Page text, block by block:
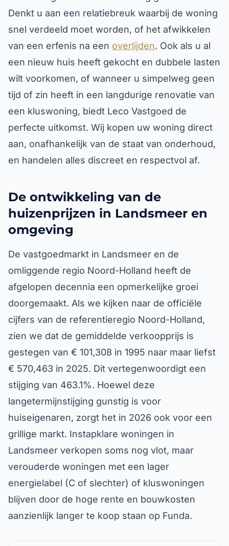
Denkt u aan een relatiebreuk waarbij de woning
snel verdeeld moet worden, of het afwikkelen
van een erfenis na een overlijden. Ook als u al
een nieuw huis heeft gekocht en dubbele lasten
wilt voorkomen, of wanneer u simpelweg geen
tijd of zin heeft in een langdurige renovatie van
een kluswoning, biedt Leco Vastgoed de
perfecte uitkomst. Wij kopen uw woning direct
aan, onafhankelijk van de staat van onderhoud,
en handelen alles discreet en respectvol af.
De ontwikkeling van de
huizenprijzen in Landsmeer en
omgeving
De vastgoedmarkt in Landsmeer en de
omliggende regio Noord-Holland heeft de
afgelopen decennia een opmerkelijke groei
doorgemaakt. Als we kijken naar de officiële
cijfers van de referentieregio Noord-Holland,
zien we dat de gemiddelde verkoopprijs is
gestegen van € 101,308 in 1995 naar maar liefst
€ 570,463 in 2025. Dit vertegenwoordigt een
stijging van 463.1%. Hoewel deze
langetermijnstijging gunstig is voor
huiseigenaren, zorgt het in 2026 ook voor een
grillige markt. Instapklare woningen in
Landsmeer verkopen soms nog vlot, maar
verouderde woningen met een lager
energielabel (C of slechter) of kluswoningen
blijven door de hoge rente en bouwkosten
aanzienlijk langer te koop staan op Funda.